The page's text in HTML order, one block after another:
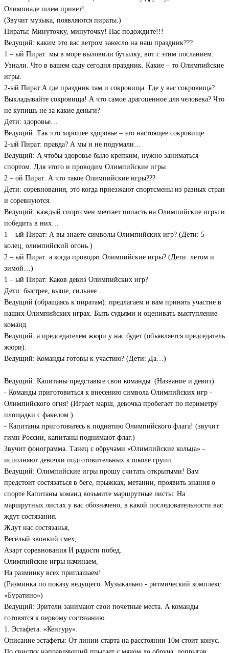
Олимпиаде шлем привет!
(Звучит музыка, появляются пираты.)
Пираты: Минуточку, минуточку! Нас подождите!!!
Ведущий: каким это вас ветром занесло на наш праздник???
1 – ый Пират: мы в море выловили бутылку, вот с этим посланием.
Узнали. Что в вашем саду сегодня праздник. Какие – то Олимпийские
игры.
2-ый Пират:А где праздник там и сокровища. Где у вас сокровища?
Выкладывайте сокровища! А что самое драгоценное для человека? Что
не купишь не за какие деньги?
Дети: здоровье…
Ведущий: Так что хорошее здоровье – это настоящее сокровище.
2-ый Пират: правда? А мы и не подумали…
Ведущий: А чтобы здоровье было крепким, нужно заниматься
спортом. Для этого и проводим Олимпийские игры.
2 – ой Пират: А что такое Олимпийские игры???
Дети: соревнования, это когда приезжают спортсмены из разных стран
и соревнуются.
Ведущий: каждый спортсмен мечтает попасть на Олимпийские игры и
победить в них…
1 – ый Пират: А вы знаете символы Олимпийских игр? (Дети: 5
колец, олимпийский огонь.)
2 – ый Пират: а когда проводят Олимпийские игры? (Дети: летом и
зимой…)
1 – ый Пират: Каков девиз Олимпийских игр?
Дети: быстрее, выше, сильнее…
Ведущий (обращаясь к пиратам): предлагаем и вам принять участие в
наших Олимпийских играх. Быть судьями и оценивать выступление
команд.
Ведущий: а председателем жюри у нас будет (объявляется председатель
жюри).
Ведущий: Команды готовы к участию? (Дети: Да…)
Ведущий: Капитаны представьте свои команды. (Название и девиз)
- Команды приготовиться к внесению символа Олимпийских игр -
Олимпийского огня! (Играет марш, девочка пробегает по периметру
площадки с факелом.)
- Капитаны приготовьтесь к поднятию Олимпийского флага! (звучит
гимн России, капитаны поднимают флаг.)
Звучит фонограмма. Танец с обручами «Олимпийские кольца» -
исполняют девочки подготовительных к школе групп.
Ведущий: Олимпийские игры прошу считать открытыми! Вам
предстоит состязаться в беге, прыжках, метании, проявить знания о
спорте.Капитаны команд возьмите маршрутные листы. На
маршрутных листах у вас обозначено, в какой последовательности вас
ждут состязания.
Ждут нас состязанья,
Весёлый звонкий смех,
Азарт соревнования И радости побед.
Олимпийские игры начинаем,
На разминку всех приглашаем!
(Разминка по показу ведущего. Музыкально - ритмический комплекс
«Буратино»)
Ведущий: Зрители занимают свои почетные места. А команды
готовятся к первому состязанию.
1. Эстафета: «Кенгуру».
Описание эстафеты: От линии старта на расстоянии 10м стоит конус.